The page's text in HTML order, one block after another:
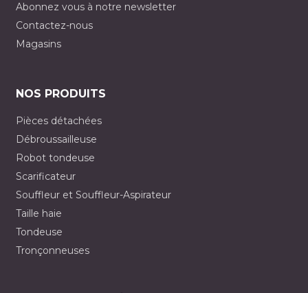
Abonnez vous à notre newsletter
Contactez-nous
Magasins
NOS PRODUITS
Pièces détachées
Débroussailleuse
Robot tondeuse
Scarificateur
Souffleur et Souffleur-Aspirateur
Taille haie
Tondeuse
Tronçonneuses